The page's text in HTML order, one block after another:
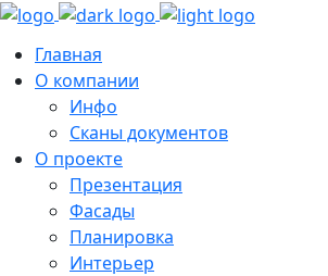
Главная
О компании
Инфо
Сканы документов
О проекте
Презентация
Фасады
Планировка
Интерьер